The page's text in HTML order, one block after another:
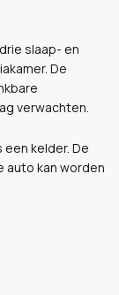
slaap- en
De
verwachten.
kelder. De
auto kan worden